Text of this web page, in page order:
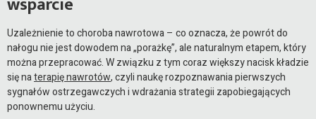
Uzależnienie to choroba nawrotowa – co oznacza, że powrót do
nałogu nie jest dowodem na „porażkę”, ale naturalnym etapem, który
można przepracować. W związku z tym coraz większy nacisk kładzie
się naterapię nawrotów, czyli naukę rozpoznawania pierwszych
sygnałów ostrzegawczych i wdrażania strategii zapobiegających
ponownemu użyciu.